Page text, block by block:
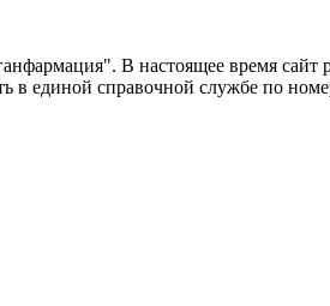
В настоящее время сайт
единой справочной службе по